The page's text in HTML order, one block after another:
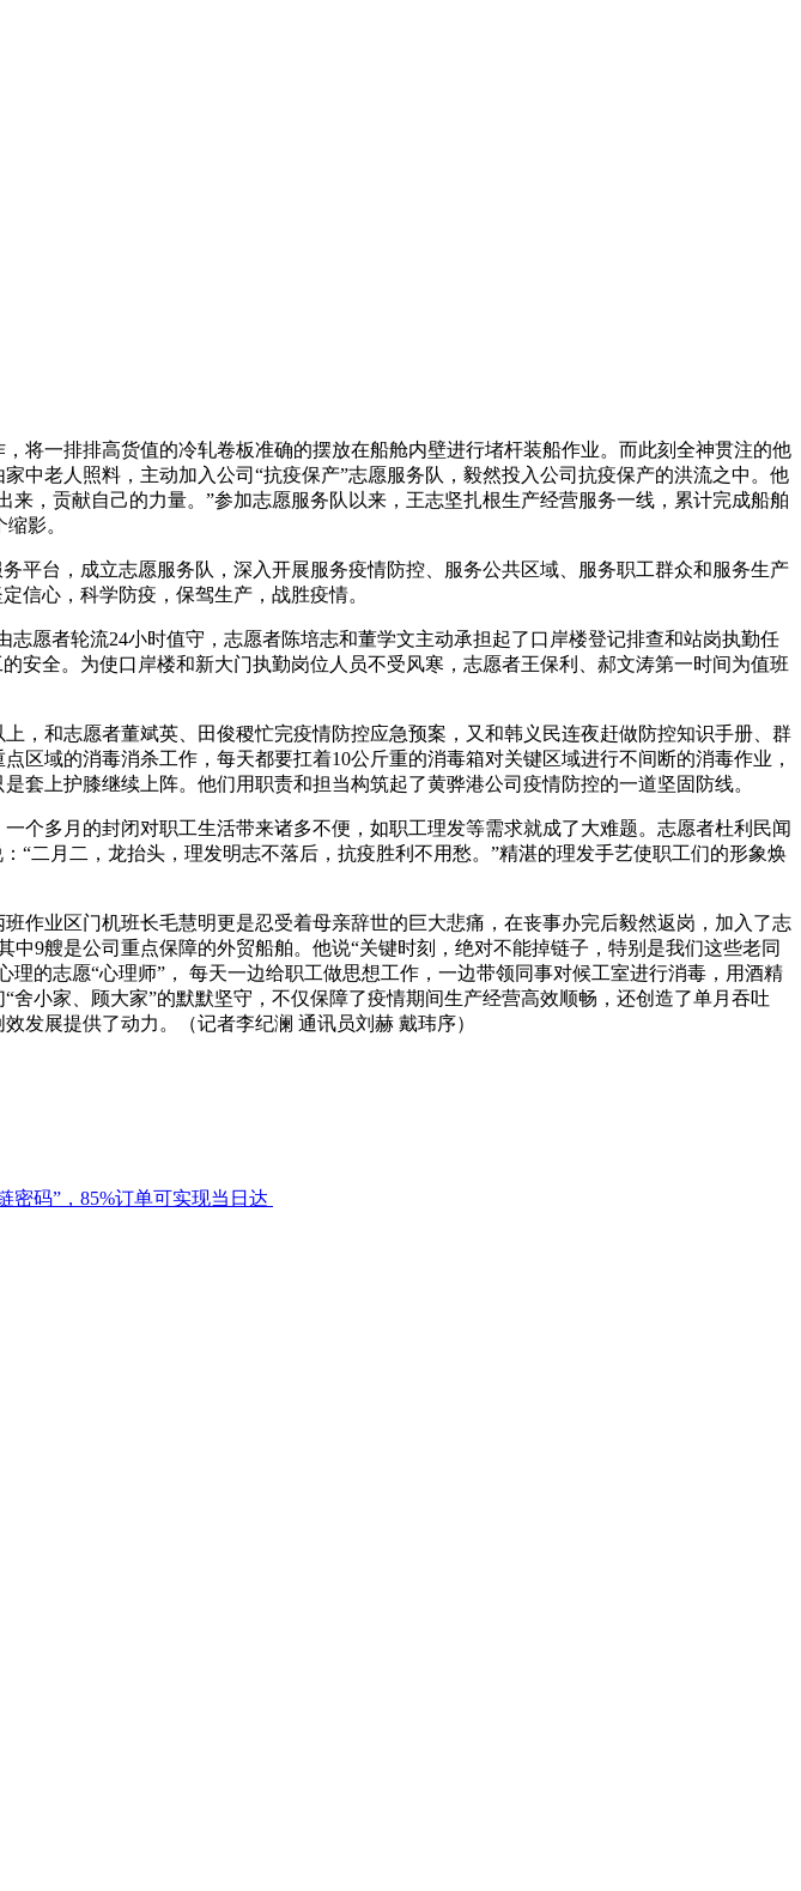
一排排高货值的冷轧卷板准确的摆放在船舱内壁进行堵杆装船作业。而此刻全神贯注的他
中老人照料，主动加入公司“抗疫保产”志愿服务队，毅然投入公司抗疫保产的洪流之中。他
，贡献自己的力量。”参加志愿服务队以来，王志坚扎根生产经营服务一线，累计完成船舶
影。
平台，成立志愿服务队，深入开展服务疫情防控、服务公共区域、服务职工群众和服务生产
信心，科学防疫，保驾生产，战胜疫情。
愿者轮流24小时值守，志愿者陈培志和董学文主动承担起了口岸楼登记排查和站岗执勤任
安全。为使口岸楼和新大门执勤岗位人员不受风寒，志愿者王保利、郝文涛第一时间为值班
，和志愿者董斌英、田俊稷忙完疫情防控应急预案，又和韩义民连夜赶做防控知识手册、群
域的消毒消杀工作，每天都要扛着10公斤重的消毒箱对关键区域进行不间断的消毒作业，
上护膝继续上阵。他们用职责和担当构筑起了黄骅港公司疫情防控的一道坚固防线。
个多月的封闭对职工生活带来诸多不便，如职工理发等需求就成了大难题。志愿者杜利民闻
“二月二，龙抬头，理发明志不落后，抗疫胜利不用愁。”精湛的理发手艺使职工们的形象焕
作业区门机班长毛慧明更是忍受着母亲辞世的巨大悲痛，在丧事办完后毅然返岗，加入了志
9艘是公司重点保障的外贸船舶。他说“关键时刻，绝对不能掉链子，特别是我们这些老同
的志愿“心理师”， 每天一边给职工做思想工作，一边带领同事对候工室进行消毒，用酒精
小家、顾大家”的默默坚守，不仅保障了疫情期间生产经营高效顺畅，还创造了单月吞吐
发展提供了动力。（记者李纪澜 通讯员刘赫 戴玮序）
密码”，85%订单可实现当日达